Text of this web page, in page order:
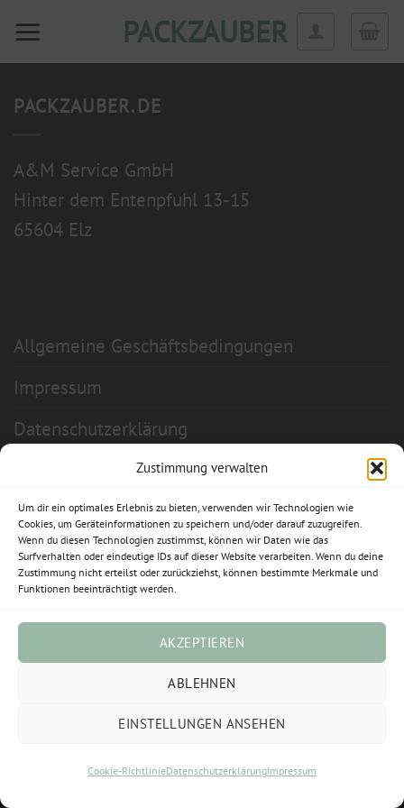
Zustimmung verwalten
Um dir ein optimales Erlebnis zu bieten, verwenden wir Technologien wie
Cookies, um Geräteinformationen zu speichern und/oder darauf zuzugreifen.
Wenn du diesen Technologien zustimmst, können wir Daten wie das
Surfverhalten oder eindeutige IDs auf dieser Website verarbeiten. Wenn du deine
Zustimmung nicht erteilst oder zurückziehst, können bestimmte Merkmale und
Funktionen beeinträchtigt werden.
AKZEPTIEREN
ABLEHNEN
EINSTELLUNGEN ANSEHEN
Cookie-RichtlinieDatenschutzerklärungImpressum
Inhalt
PACKZAUBER
PACKZAUBER.DE
A&M Service GmbH
Hinter dem Entenpfuhl 13-15
65604 Elz
Allgemeine Geschäftsbedingungen
Impressum
Datenschutzerklärung
Widerrufsbelehrung
Cookie-Richtlinie (EU)
Vertrag widerrufen
PayPalStripe